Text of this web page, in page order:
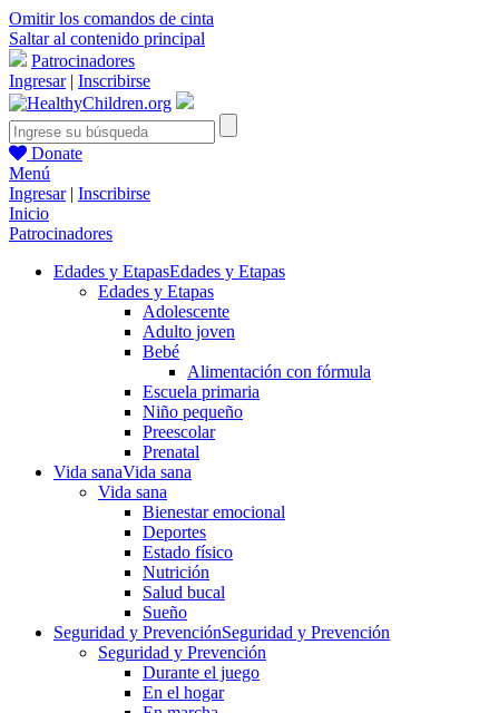
Omitir los comandos de cinta
Saltar al contenido principal
Patrocinadores
Ingresar| Inscribirse
Donate
Menú
Ingresar| Inscribirse
Inicio
Patrocinadores
Edades y EtapasEdades y Etapas
Edades y Etapas
Adolescente
Adulto joven
Bebé
Alimentación con fórmula
Escuela primaria
Niño pequeño
Preescolar
Prenatal
Vida sanaVida sana
Vida sana
Bienestar emocional
Deportes
Estado físico
Nutrición
Salud bucal
Sueño
Seguridad y PrevenciónSeguridad y Prevención
Seguridad y Prevención
Durante el juego
En el hogar